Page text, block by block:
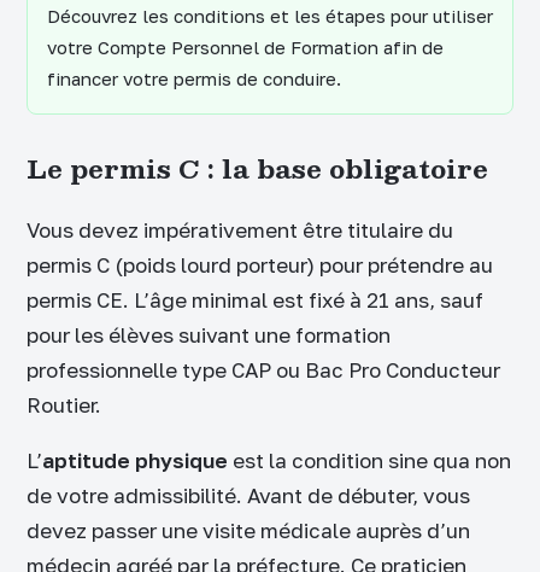
Découvrez les conditions et les étapes pour utiliser
votre Compte Personnel de Formation afin de
financer votre permis de conduire.
Le permis C : la base obligatoire
Vous devez impérativement être titulaire du
permis C (poids lourd porteur) pour prétendre au
permis CE. L’âge minimal est fixé à 21 ans, sauf
pour les élèves suivant une formation
professionnelle type CAP ou Bac Pro Conducteur
Routier.
L’aptitude physique est la condition sine qua non
de votre admissibilité. Avant de débuter, vous
devez passer une visite médicale auprès d’un
médecin agréé par la préfecture. Ce praticien